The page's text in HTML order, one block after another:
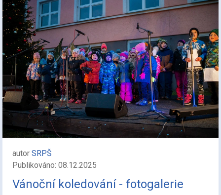
autor SRPŠ
Publikováno: 08.12.2025
Vánoční koledování - fotogalerie